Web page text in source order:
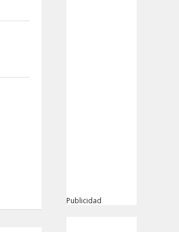
Publicidad